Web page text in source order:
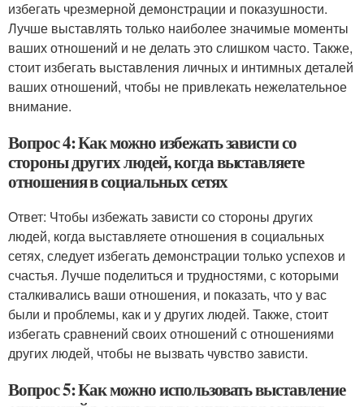
избегать чрезмерной демонстрации и показушности.
Лучше выставлять только наиболее значимые моменты
ваших отношений и не делать это слишком часто. Также,
стоит избегать выставления личных и интимных деталей
ваших отношений, чтобы не привлекать нежелательное
внимание.
Вопрос 4: Как можно избежать зависти со
стороны других людей, когда выставляете
отношения в социальных сетях
Ответ: Чтобы избежать зависти со стороны других
людей, когда выставляете отношения в социальных
сетях, следует избегать демонстрации только успехов и
счастья. Лучше поделиться и трудностями, с которыми
сталкивались ваши отношения, и показать, что у вас
были и проблемы, как и у других людей. Также, стоит
избегать сравнений своих отношений с отношениями
других людей, чтобы не вызвать чувство зависти.
Вопрос 5: Как можно использовать выставление